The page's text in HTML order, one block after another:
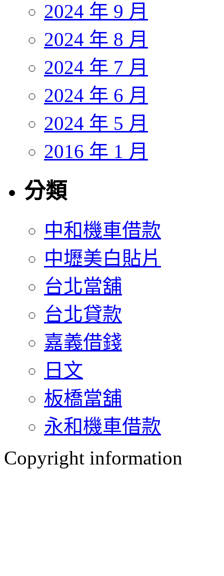
2024 年 9 月
2024 年 8 月
2024 年 7 月
2024 年 6 月
2024 年 5 月
2016 年 1 月
分類
中和機車借款
中壢美白貼片
台北當舖
台北貸款
嘉義借錢
日文
板橋當舖
永和機車借款
Copyright information